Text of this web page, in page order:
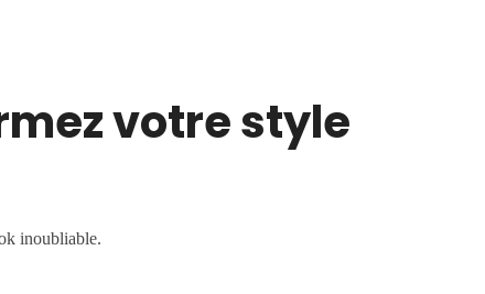
votre style
inoubliable.